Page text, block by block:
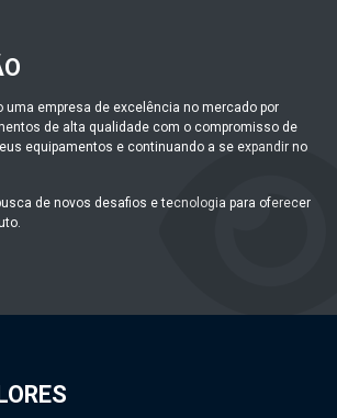
uma empresa de excelência no mercado por
de alta qualidade com o compromisso de
equipamentos e continuando a se expandir no
de novos desafios e tecnologia para oferecer